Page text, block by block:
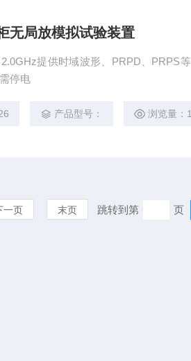
无局放模拟试验装置
提供时域波形、PRPD、PRPS
停电
产品型号： 浏览量：
一页 末页 跳转到第 页